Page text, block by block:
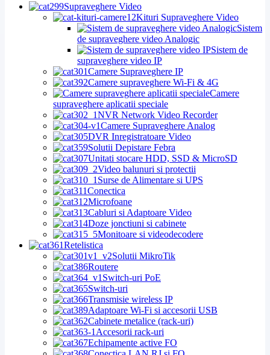
Supraveghere Video
Kituri Supraveghere Video
Sistem
de supraveghere video Analogic
Sistem de
supraveghere video IP
Camere Supraveghere IP
Camere supraveghere Wi-Fi & 4G
Camere
supraveghere aplicatii speciale
NVR Network Video Recorder
Camere Supraveghere Analog
DVR Inregistratoare Video
Solutii Depistare Febra
Unitati stocare HDD, SSD & MicroSD
Video balunuri si protectii
Surse de Alimentare si UPS
Conectica
Microfoane
Cabluri si Adaptoare Video
Doze jonctiuni si cabinete
Monitoare si videodecodere
Retelistica
Solutii MikroTik
Routere
Switch-uri PoE
Switch-uri
Transmisie wireless IP
Adaptoare Wi-Fi si accesorii USB
Cabinete metalice (rack-uri)
Accesorii rack-uri
Echipamente active FO